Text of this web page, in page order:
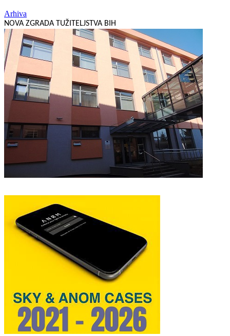
Arhiva
NOVA ZGRADA TUŽITELJSTVA BIH